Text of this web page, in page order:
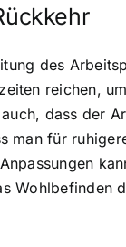
des
reichen,
dass der
man für